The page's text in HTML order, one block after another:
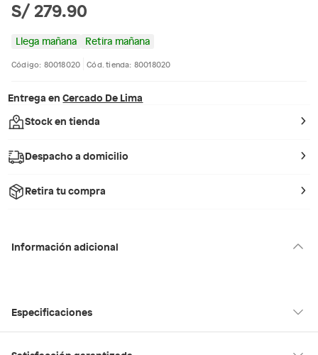
S/ 279.90
Llega mañana Retira mañana
Código: 80018020 Cód. tienda: 80018020
Entrega en Cercado De Lima
Stock en tienda
Despacho a domicilio
Retira tu compra
Información adicional
Especificaciones